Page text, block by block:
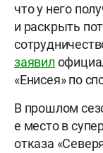
что у него
и раскрыть
заявил
«Енисея» по
В прошлом
е место в
отказа